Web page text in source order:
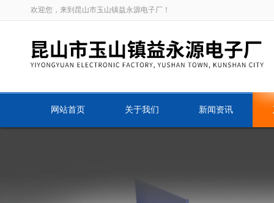
欢迎您，来到昆山市玉山镇益永源电子厂！
网站首页 关于我们 新闻资讯